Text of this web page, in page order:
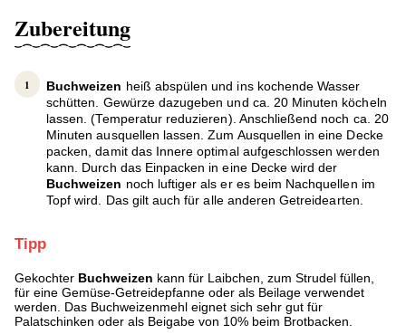
Zubereitung
Buchweizen heiß abspülen und ins kochende Wasser
schütten. Gewürze dazugeben und ca. 20 Minuten köcheln
lassen. (Temperatur reduzieren). Anschließend noch ca. 20
Minuten ausquellen lassen. Zum Ausquellen in eine Decke
packen, damit das Innere optimal aufgeschlossen werden
kann. Durch das Einpacken in eine Decke wird der
Buchweizen noch luftiger als er es beim Nachquellen im
Topf wird. Das gilt auch für alle anderen Getreidearten.
Tipp
Gekochter Buchweizen kann für Laibchen, zum Strudel füllen,
für eine Gemüse-Getreidepfanne oder als Beilage verwendet
werden. Das Buchweizenmehl eignet sich sehr gut für
Palatschinken oder als Beigabe von 10% beim Brotbacken.